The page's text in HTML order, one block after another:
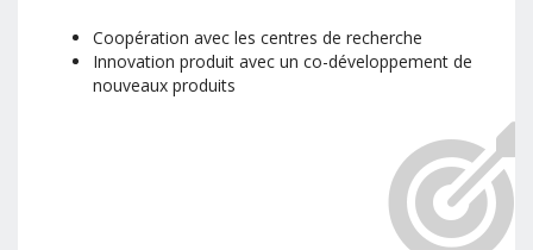
Coopération avec les centres de recherche
Innovation produit avec un co-développement de
nouveaux produits